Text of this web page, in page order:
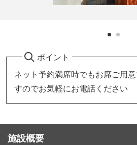
ポイント
ネット予約満席時でもお席ご用
すのでお気軽にお電話ください
施設概要